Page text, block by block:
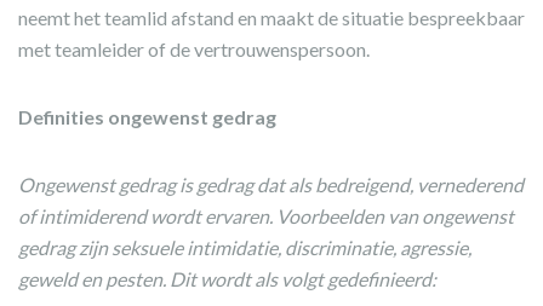
neemt het teamlid afstand en maakt de situatie bespreekbaar
met teamleider of de vertrouwenspersoon.
Definities ongewenst gedrag
Ongewenst gedrag is gedrag dat als bedreigend, vernederend
of intimiderend wordt ervaren. Voorbeelden van ongewenst
gedrag zijn seksuele intimidatie, discriminatie, agressie,
geweld en pesten. Dit wordt als volgt gedefinieerd: